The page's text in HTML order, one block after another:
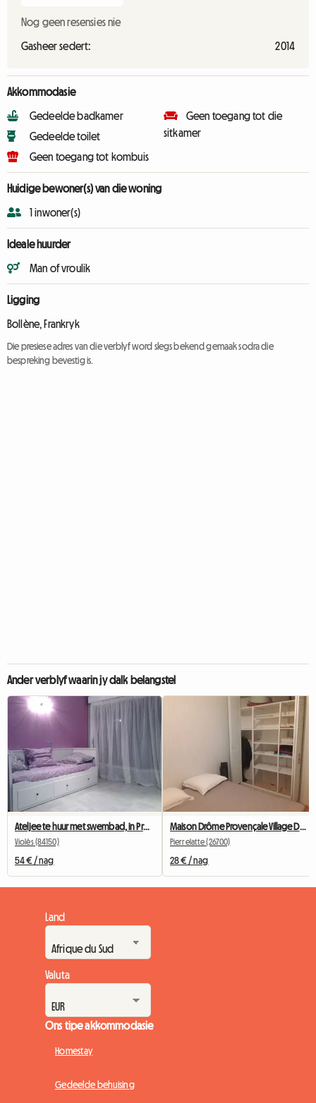
Nog geen resensies nie
Gasheer sedert: 2014
Akkommodasie
Gedeelde badkamer
Gedeelde toilet
Geen toegang tot kombuis
Geen toegang tot die
sitkamer
Huidige bewoner(s) van die woning
1 inwoner(s)
Ideale huurder
Man of vroulik
Ligging
Bollène, Frankryk
Die presiese adres van die verblyf word slegs bekend gemaak sodra die
bespreking bevestig is.
Ander verblyf waarin jy dalk belangstel
Ateljee te huur met swembad, in Provence
Violès (84150)
54 € / nag
Maison Drôme Provençale Village De LA GARDE ADHEMAR
Pierrelatte (26700)
28 € / nag
Land
Valuta
Ons tipe akkommodasie
Homestay
Gedeelde behuising